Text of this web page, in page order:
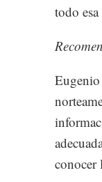
todo
conocer